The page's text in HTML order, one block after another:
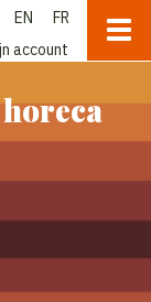
EN
FR
account